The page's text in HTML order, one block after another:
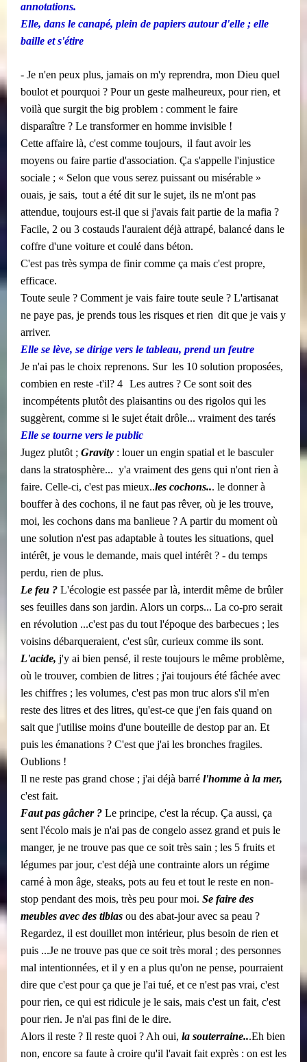
annotations.
Elle, dans le canapé, plein de papiers autour d'elle ; elle
baille et s'étire
- Je n'en peux plus, jamais on m'y reprendra, mon Dieu quel
boulot et pourquoi ? Pour un geste malheureux, pour rien, et
voilà que surgit the big problem : comment le faire
disparaître ? Le transformer en homme invisible !
Cette affaire là, c'est comme toujours, il faut avoir les
moyens ou faire partie d'association. Ça s'appelle l'injustice
sociale ; « Selon que vous serez puissant ou misérable »
ouais, je sais, tout a été dit sur le sujet, ils ne m'ont pas
attendue, toujours est-il que si j'avais fait partie de la mafia ?
Facile, 2 ou 3 costauds l'auraient déjà attrapé, balancé dans le
coffre d'une voiture et coulé dans béton.
C'est pas très sympa de finir comme ça mais c'est propre,
efficace.
Toute seule ? Comment je vais faire toute seule ? L'artisanat
ne paye pas, je prends tous les risques et rien dit que je vais y
arriver.
Elle se lève, se dirige vers le tableau, prend un feutre
Je n'ai pas le choix reprenons. Sur les 10 solution proposées,
combien en reste -t'il? 4 Les autres ? Ce sont soit des
incompétents plutôt des plaisantins ou des rigolos qui les
suggèrent, comme si le sujet était drôle... vraiment des tarés
Elle se tourne vers le public
Jugez plutôt ; Gravity : louer un engin spatial et le basculer
dans la stratosphère... ​​ y'a vraiment des gens qui n'ont rien à
faire. Celle-ci, c'est pas mieux..les cochons... le donner à
bouffer à des cochons, il ne faut pas rêver, où je les trouve,
moi, les cochons dans ma banlieue ? A partir du moment où
une solution n'est pas adaptable à toutes les situations, quel
intérêt, je vous le demande, mais quel intérêt ? - du temps
perdu, rien de plus.
Le feu ? L'écologie est passée par là, interdit même de brûler
ses feuilles dans son jardin. Alors un corps... La co-pro serait
en révolution ...c'est pas du tout l'époque des barbecues ; les
voisins débarqueraient, c'est sûr, curieux comme ils sont.
L'acide, j'y ai bien pensé, il reste toujours le même problème,
où le trouver, combien de litres ; j'ai toujours été fâchée avec
les chiffres ; les volumes, c'est pas mon truc alors s'il m'en
reste des litres et des litres, qu'est-ce que j'en fais quand on
sait que j'utilise moins d'une bouteille de destop par an. Et
puis les émanations ? C'est que j'ai les bronches fragiles.
Oublions !
Il ne reste pas grand chose ; j'ai déjà barré l'homme à la mer,
c'est fait.
Faut pas gâcher ? Le principe, c'est la récup. Ça aussi, ça
sent l'écolo mais je n'ai pas de congelo assez grand et puis le
manger, je ne trouve pas que ce soit très sain ; les 5 fruits et
légumes par jour, c'est déjà une contrainte alors un régime
carné à mon âge, steaks, pots au feu et tout le reste en non-
stop pendant des mois, très peu pour moi. Se faire des
meubles avec des tibias ou des abat-jour avec sa peau ?
Regardez, il est douillet mon intérieur, plus besoin de rien et
puis ...Je ne trouve pas que ce soit très moral ; des personnes
mal intentionnées, et il y en a plus qu'on ne pense, pourraient
dire que c'est pour ça que je l'ai tué, et ce n'est pas vrai, c'est
pour rien, ce qui est ridicule je le sais, mais c'est un fait, c'est
pour rien. Je n'ai pas fini de le dire.
Alors il reste ? Il reste quoi ? Ah oui, la souterraine...Eh bien
non, encore sa faute à croire qu'il l'avait fait exprès : on est les